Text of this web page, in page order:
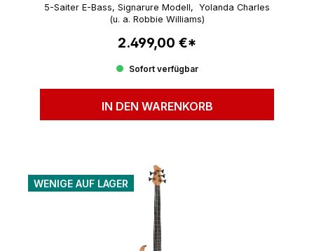
5-Saiter E-Bass, Signarure Modell, Yolanda Charles
(u. a. Robbie Williams)
Regulärer Preis:
2.499,00 €*
Sofort verfügbar
IN DEN WARENKORB
WENIGE AUF LAGER